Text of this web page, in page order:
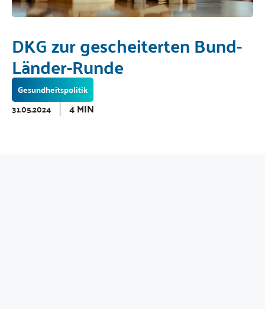
DKG zur gescheiterten Bund-
Länder-Runde
Gesundheitspolitik
31.05.2024
4 MIN